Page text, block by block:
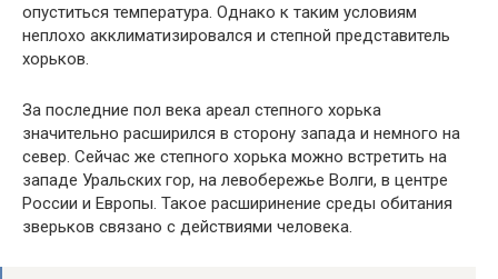
опуститься температура. Однако к таким условиям
неплохо акклиматизировался и степной представитель
хорьков.
За последние пол века ареал степного хорька
значительно расширился в сторону запада и немного на
север. Сейчас же степного хорька можно встретить на
западе Уральских гор, на левобережье Волги, в центре
России и Европы. Такое расширинение среды обитания
зверьков связано с действиями человека.